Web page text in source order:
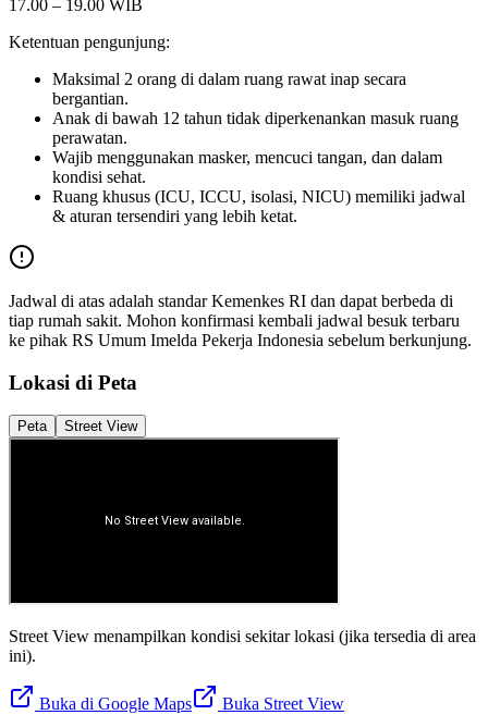
17.00 – 19.00 WIB
Ketentuan pengunjung:
Maksimal 2 orang di dalam ruang rawat inap secara
bergantian.
Anak di bawah 12 tahun tidak diperkenankan masuk ruang
perawatan.
Wajib menggunakan masker, mencuci tangan, dan dalam
kondisi sehat.
Ruang khusus (ICU, ICCU, isolasi, NICU) memiliki jadwal
& aturan tersendiri yang lebih ketat.
Jadwal di atas adalah standar Kemenkes RI dan dapat berbeda di
tiap rumah sakit. Mohon konfirmasi kembali jadwal besuk terbaru
ke pihak RS Umum Imelda Pekerja Indonesia sebelum berkunjung.
Lokasi di Peta
Peta Street View
Street View menampilkan kondisi sekitar lokasi (jika tersedia di area
ini).
Buka di Google Maps Buka Street View